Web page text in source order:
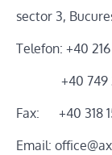
sector 3,
Telefon: +40
+40 749
Fax: +40 318
Email: